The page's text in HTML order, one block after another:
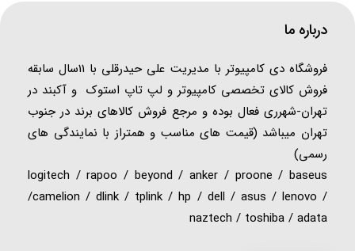
درباره ما
فروشگاه دی کامپیوتر با مدیریت علی حیدرقلی با 11سال سابقه
فروش کالای تخصصی کامپیوتر و لپ تاپ استوک و آکبند در
تهران-شهرری فعال بوده و مرجع فروش کالاهای برند در جنوب
تهران میباشد (قیمت های مناسب و همتراز با نمایندگی های
رسمی)
logitech / rapoo / beyond / anker / proone / baseus
/camelion / dlink / tplink / hp / dell / asus / lenovo /
naztech / toshiba / adata